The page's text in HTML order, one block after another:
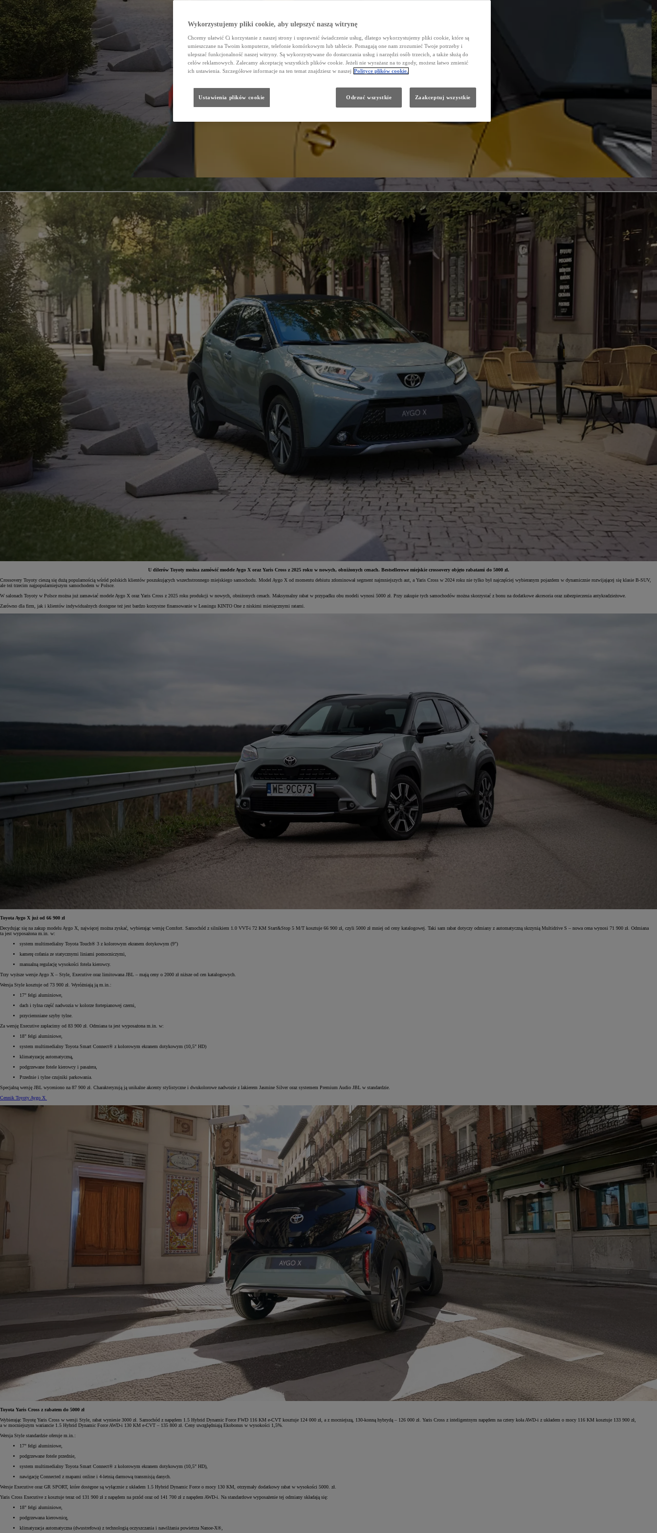
Yaris Cross
HYBRID
Od105 300 zł
Corolla Hatchback
HYBRID
U dilerów Toyoty można zamówić modele Aygo X oraz Yaris Cross z 2025 roku w nowych, obniżonych cenach. Bestsellerowe miejskie crossovery objęto rabatami do 5000 zł.
Crossovery Toyoty cieszą się dużą popularnością wśród polskich klientów poszukujących wszechstronnego miejskiego samochodu. Model Aygo X od momentu debiutu zdominował segment najmniejszych aut, a Yaris Cross w 2024 roku nie tylko był najczęściej wybieranym pojazdem w dynamicznie rozwijającej się klasie B-SUV,
ale też trzecim najpopularniejszym samochodem w Polsce.
W salonach Toyoty w Polsce można już zamawiać modele Aygo X oraz Yaris Cross z 2025 roku produkcji w nowych, obniżonych cenach. Maksymalny rabat w przypadku obu modeli wynosi 5000 zł. Przy zakupie tych samochodów można skorzystać z bonu na dodatkowe akcesoria oraz zabezpieczenia antykradzieżowe.
Zarówno dla firm, jak i klientów indywidualnych dostępne też jest bardzo korzystne finansowanie w Leasingu KINTO One z niskimi miesięcznymi ratami.
Toyota Aygo X już od 66 900 zł
Decydując się na zakup modelu Aygo X, najwięcej można zyskać, wybierając wersję Comfort. Samochód z silnikiem 1.0 VVT-i 72 KM Start&Stop 5 M/T kosztuje 66 900 zł, czyli 5000 zł mniej od ceny katalogowej. Taki sam rabat dotyczy odmiany z automatyczną skrzynią Multidrive S – nowa cena wynosi 71 900 zł. Odmiana
ta jest wyposażona m.in. w:
system multimedialny Toyota Touch® 3 z kolorowym ekranem dotykowym (9")
kamerę cofania ze statycznymi liniami pomocniczymi,
manualną regulację wysokości fotela kierowcy.
Trzy wyższe wersje Aygo X – Style, Executive oraz limitowana JBL – mają ceny o 2000 zł niższe od cen katalogowych.
Wersja Style kosztuje od 73 900 zł. Wyróżniają ją m.in.:
17" felgi aluminiowe,
dach i tylna część nadwozia w kolorze fortepianowej czerni,
przyciemniane szyby tylne.
Za wersję Executive zapłacimy od 83 900 zł. Odmiana ta jest wyposażona m.in. w:
18" felgi aluminiowe,
system multimedialny Toyota Smart Connect® z kolorowym ekranem dotykowym (10,5" HD)
klimatyzację automatyczną,
podgrzewane fotele kierowcy i pasażera,
Przednie i tylne czujniki parkowania.
Specjalną wersję JBL wyceniono na 87 900 zł. Charakteryzują ją unikalne akcenty stylistyczne i dwukolorowe nadwozie z lakierem Jasmine Silver oraz systemem Premium Audio JBL w standardzie.
Cennik Toyoty Aygo X
Toyota Yaris Cross z rabatem do 5000 zł
Wybierając Toyotę Yaris Cross w wersji Style, rabat wyniesie 3000 zł. Samochód z napędem 1.5 Hybrid Dynamic Force FWD 116 KM e-CVT kosztuje 124 000 zł, a z mocniejszą, 130-konną hybrydą – 126 000 zł. Yaris Cross z inteligentnym napędem na cztery koła AWD-i z układem o mocy 116 KM kosztuje 133 900 zł,
a w mocniejszym wariancie 1.5 Hybrid Dynamic Force AWD-i 130 KM e-CVT – 135 800 zł. Ceny uwzględniają Ekobonus w wysokości 1,5%.
Wersja Style standardzie oferuje m.in.:
17" felgi aluminiowe,
podgrzewane fotele przednie,
system multimedialny Toyota Smart Connect® z kolorowym ekranem dotykowym (10,5" HD),
nawigację Connected z mapami online i 4-letnią darmową transmisją danych.
Wersje Executive oraz GR SPORT, które dostępne są wyłącznie z układem 1.5 Hybrid Dynamic Force o mocy 130 KM, otrzymały dodatkowy rabat w wysokości 5000. zł.
Yaris Cross Executive z kosztuje teraz od 131 900 zł z napędem na przód oraz od 141 700 zł z napędem AWD-i. Na standardowe wyposażenie tej odmiany składają się:
18" felgi aluminiowe,
podgrzewana kierownicę,
klimatyzacja automatyczna (dwustrefowa) z technologią oczyszczania i nawilżania powietrza Nanoe-X®,
Wykorzystujemy pliki cookie, aby ulepszyć naszą witrynę
Chcemy ułatwić Ci korzystanie z naszej strony i usprawnić świadczenie usług, dlatego wykorzystujemy pliki cookie, które są
umieszczane na Twoim komputerze, telefonie komórkowym lub tablecie. Pomagają one nam zrozumieć Twoje potrzeby i
ulepszać funkcjonalność naszej witryny. Są wykorzystywane do dostarczania usług i narzędzi osób trzecich, a także służą do
celów reklamowych. Zalecamy akceptację wszystkich plików cookie. Jeżeli nie wyrażasz na to zgody, możesz łatwo zmienić
ich ustawienia. Szczegółowe informacje na ten temat znajdziesz w naszej Polityce plików cookie.
Odrzuć wszystkie Zaakceptuj wszystkie
Ustawienia plików cookie